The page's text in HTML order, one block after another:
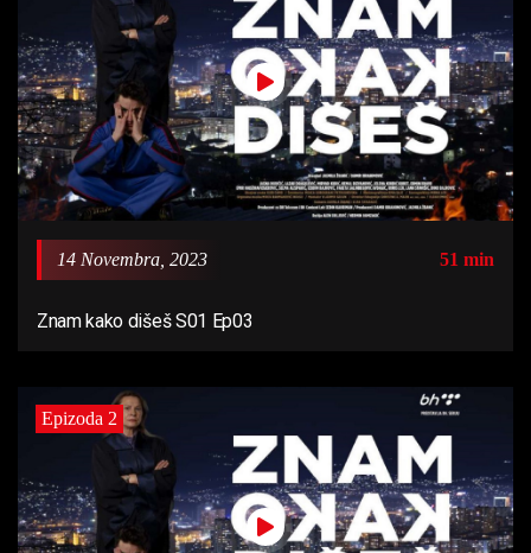
14 Novembra, 2023 51 min
Znam kako dišeš S01 Ep03
Epizoda 2